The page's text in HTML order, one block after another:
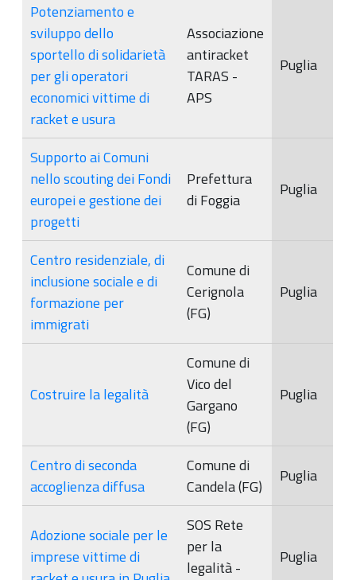
Potenziamento e
sviluppo dello
sportello di solidarietà
per gli operatori
economici vittime di
racket e usura
Associazione
antiracket
TARAS -
APS
Puglia
Supporto ai Comuni
nello scouting dei Fondi
europei e gestione dei
progetti
Prefettura
di Foggia
Puglia
Centro residenziale, di
inclusione sociale e di
formazione per
immigrati
Comune di
Cerignola
(FG)
Puglia
Costruire la legalità
Comune di
Vico del
Gargano
(FG)
Puglia
Centro di seconda
accoglienza diffusa
Comune di
Candela (FG)
Puglia
Adozione sociale per le
imprese vittime di
SOS Rete
per la
legalità -
Puglia